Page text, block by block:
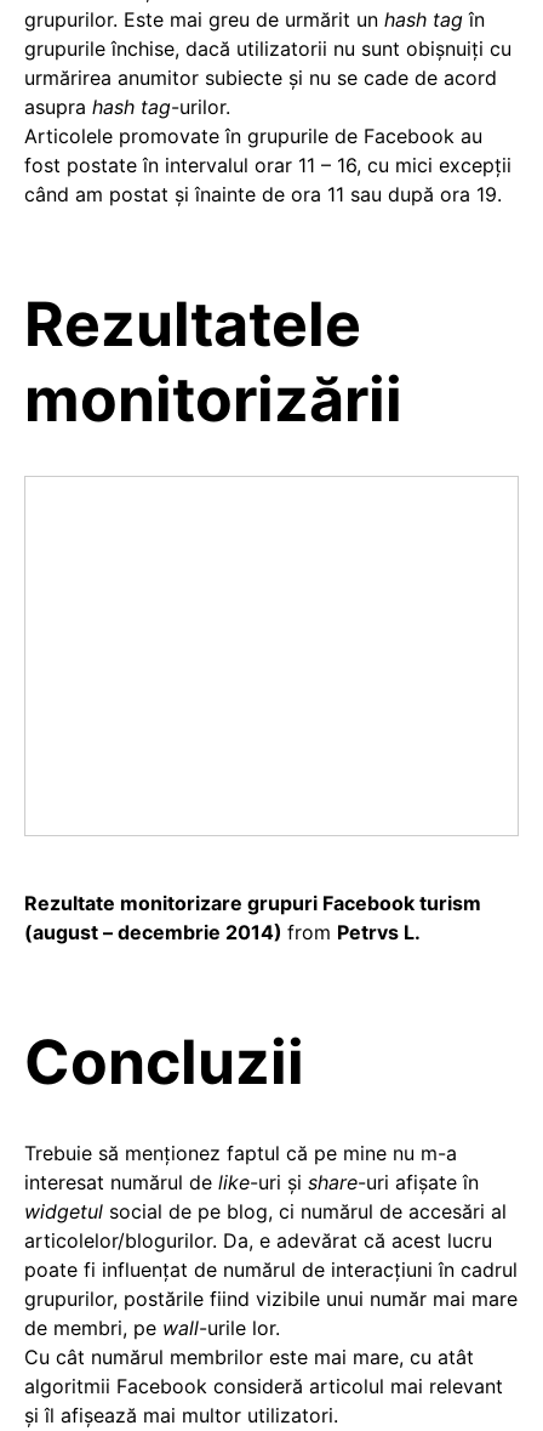
grupurilor. Este mai greu de urmărit un hash tag în
grupurile închise, dacă utilizatorii nu sunt obișnuiți cu
urmărirea anumitor subiecte și nu se cade de acord
asupra hash tag-urilor.
Articolele promovate în grupurile de Facebook au
fost postate în intervalul orar 11 – 16, cu mici excepții
când am postat și înainte de ora 11 sau după ora 19.
Rezultatele
monitorizării
Rezultate monitorizare grupuri Facebook turism
(august – decembrie 2014) from Petrvs L.
Concluzii
Trebuie să menționez faptul că pe mine nu m-a
interesat numărul de like-uri și share-uri afișate în
widgetul social de pe blog, ci numărul de accesări al
articolelor/blogurilor. Da, e adevărat că acest lucru
poate fi influențat de numărul de interacțiuni în cadrul
grupurilor, postările fiind vizibile unui număr mai mare
de membri, pe wall-urile lor.
Cu cât numărul membrilor este mai mare, cu atât
algoritmii Facebook consideră articolul mai relevant
și îl afișează mai multor utilizatori.